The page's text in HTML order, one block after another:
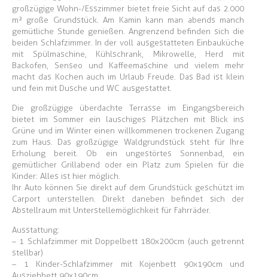
großzügige Wohn-/Esszimmer bietet freie Sicht auf das 2.000
m² große Grundstück. Am Kamin kann man abends manch
gemütliche Stunde genießen. Angrenzend befinden sich die
beiden Schlafzimmer. In der voll ausgestatteten Einbauküche
mit Spülmaschine, Kühlschrank, Mikrowelle, Herd mit
Backofen, Senseo und Kaffeemaschine und vielem mehr
macht das Kochen auch im Urlaub Freude. Das Bad ist klein
und fein mit Dusche und WC ausgestattet.
Die großzügige überdachte Terrasse im Eingangsbereich
bietet im Sommer ein lauschiges Plätzchen mit Blick ins
Grüne und im Winter einen willkommenen trockenen Zugang
zum Haus. Das großzügige Waldgrundstück steht für Ihre
Erholung bereit. Ob ein ungestörtes Sonnenbad, ein
gemütlicher Grillabend oder ein Platz zum Spielen für die
Kinder: Alles ist hier möglich.
Ihr Auto können Sie direkt auf dem Grundstück geschützt im
Carport unterstellen. Direkt daneben befindet sich der
Abstellraum mit Unterstellemöglichkeit für Fahrräder.
Ausstattung:
– 1 Schlafzimmer mit Doppelbett 180x200cm (auch getrennt
stellbar)
– 1 Kinder-Schlafzimmer mit Kojenbett 90x190cm und